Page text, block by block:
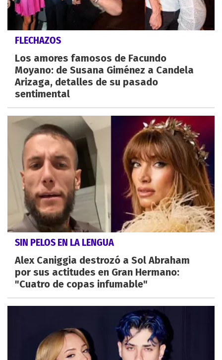
FLECHAZOS
Los amores famosos de Facundo
Moyano: de Susana Giménez a Candela
Arizaga, detalles de su pasado
sentimental
SIN PELOS EN LA LENGUA
Alex Caniggia destrozó a Sol Abraham
por sus actitudes en Gran Hermano:
"Cuatro de copas infumable"